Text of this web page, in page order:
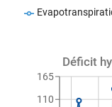
Déficit
110
165